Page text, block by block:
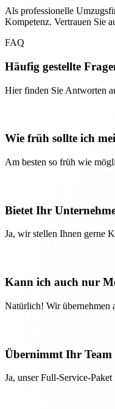
Als professionelle
Kompetenz. Vertrauen Sie
FAQ
Häufig gestellte
Hier finden Sie Antworten
Wie früh sollte ich
Am besten so früh wie
Bietet Ihr
Ja, wir stellen Ihnen gerne
Kann ich auch nur
Natürlich! Wir übernehmen
Übernimmt Ihr Team
Ja, unser Full-Service-